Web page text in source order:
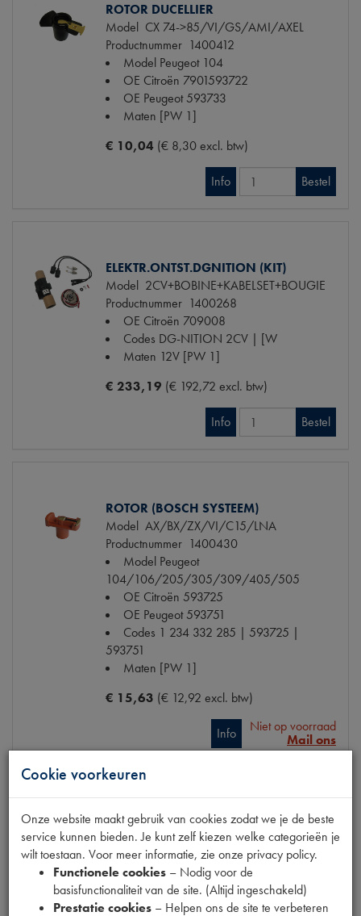
ROTOR DUCELLIER
Model CX 74->85/VI/GS/AMI/AXEL
Productnummer 1400412
Model Peugeot 104
OE Citroën 7901593722
OE Peugeot 593733
Maten [PW 1]
€ 10,04 (€ 8,30 excl. btw)
Info Bestel
ELEKTR.ONTST.DGNITION (KIT)
Model 2CV+BOBINE+KABELSET+BOUGIE
Productnummer 1400268
OE Citroën 709008
Codes DG-NITION 2CV | [W
Maten 12V [PW 1]
€ 233,19 (€ 192,72 excl. btw)
Info Bestel
ROTOR (BOSCH SYSTEEM)
Model AX/BX/ZX/VI/C15/LNA
Productnummer 1400430
Model Peugeot
104/106/205/305/309/405/505
OE Citroën 593725
OE Peugeot 593751
Codes 1 234 332 285 | 593725 |
593751
Maten [PW 1]
€ 15,63 (€ 12,92 excl. btw)
Info
Niet op voorraad
Mail ons
BOUGIE CHAMPION L 87 YC
Model2CV
Productnummer1420287
OE Citroën 59626C
Codes59626C | 95619040 | C42S |
L87YC
Cookie voorkeuren
Onze website maakt gebruik van cookies zodat we je de beste
service kunnen bieden. Je kunt zelf kiezen welke categorieën je
wilt toestaan. Voor meer informatie, zie onze privacy policy.
Functionele cookies – Nodig voor de
basisfunctionaliteit van de site. (Altijd ingeschakeld)
Prestatie cookies – Helpen ons de site te verbeteren